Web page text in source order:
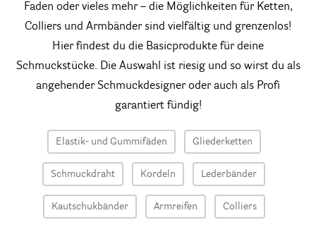
Faden oder vieles mehr – die Möglichkeiten für Ketten,
Colliers und Armbänder sind vielfältig und grenzenlos!
Hier findest du die Basicprodukte für deine
Schmuckstücke. Die Auswahl ist riesig und so wirst du als
angehender Schmuckdesigner oder auch als Profi
garantiert fündig!
Elastik- und Gummifäden Gliederketten
Schmuckdraht Kordeln Lederbänder
Kautschukbänder Armreifen Colliers